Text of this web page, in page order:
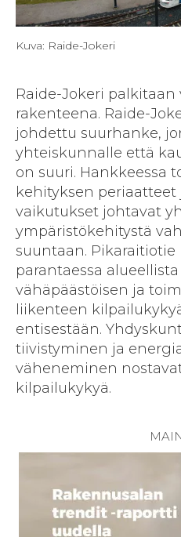
Kuva: Raide-Jokeri
Raide-Jokeri
rakenteena. Raide-
johdettu suur­hanke,
yhteis­kunnalle että
on suuri. Hankkeessa
kehityksen
vaikutukset johtavat
ympäristö­kehitystä
suuntaan. Pika­raitiotie
parantaessa
vähä­päästöisen ja
liikenteen
entisestään.
tiivistyminen ja
väheneminen
kilpailukykyä.